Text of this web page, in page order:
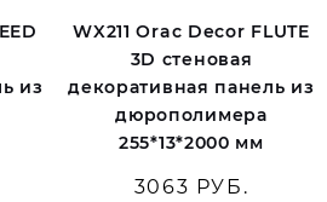
из
WX211 Orac Decor FLUTE
3D стеновая
декоративная панель из
дюрополимера
255*13*2000 мм
3063 РУБ.